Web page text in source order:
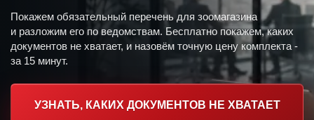
Покажем обязательный перечень для зоомагазина
и разложим его по ведомствам. Бесплатно покажем, каких
документов не хватает, и назовём точную цену комплекта -
за 15 минут.
УЗНАТЬ, КАКИХ ДОКУМЕНТОВ НЕ ХВАТАЕТ